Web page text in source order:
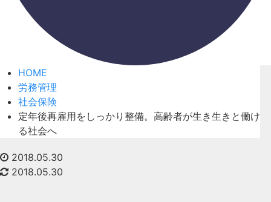
HOME
労務管理
社会保険
定年後再雇用をしっかり整備。高齢者が生き生きと働け
る社会へ
2018.05.30
2018.05.30